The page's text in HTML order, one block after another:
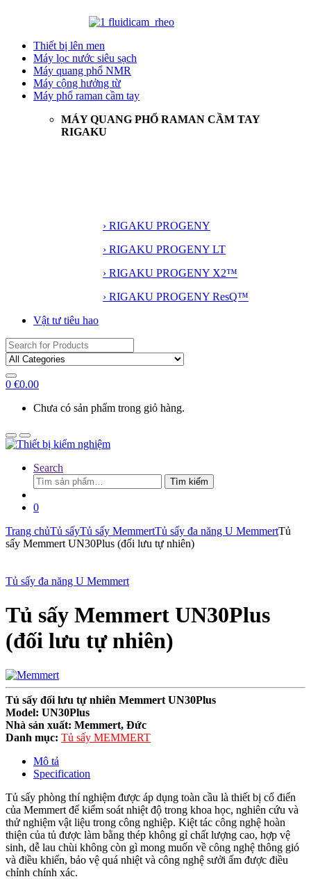
Thiết bị lên men
Máy lọc nước siêu sạch
Máy quang phổ NMR
Máy cộng hưởng từ
Máy phổ raman cầm tay
MÁY QUANG PHỔ RAMAN CẦM TAY
RIGAKU
› RIGAKU PROGENY
› RIGAKU PROGENY LT
› RIGAKU PROGENY X2™
› RIGAKU PROGENY ResQ™
Vật tư tiêu hao
Search
for:
0 €0.00
Chưa có sản phẩm trong giỏ hàng.
Search
Tìm
kiếm:
Tìm kiếm
0
Trang chủTủ sấyTủ sấy MemmertTủ sấy đa năng U MemmertTủ
sấy Memmert UN30Plus (đối lưu tự nhiên)
Tủ sấy đa năng U Memmert
Tủ sấy Memmert UN30Plus
(đối lưu tự nhiên)
Tủ sấy đối lưu tự nhiên Memmert UN30Plus
Model: UN30Plus
Nhà sản xuất: Memmert, Đức
Danh mục: Tủ sấy MEMMERT
Mô tả
Specification
Tủ sấy phòng thí nghiệm được áp dụng toàn cầu là thiết bị cổ điển
của Memmert để kiểm soát nhiệt độ trong khoa học, nghiên cứu và
thử nghiệm vật liệu trong công nghiệp. Kiệt tác công nghệ hoàn
thiện của tủ được làm bằng thép không gỉ chất lượng cao, hợp vệ
sinh, dễ lau chùi không còn gì mong muốn về công nghệ thông gió
và điều khiển, bảo vệ quá nhiệt và công nghệ sưởi ấm được điều
chỉnh chính xác.